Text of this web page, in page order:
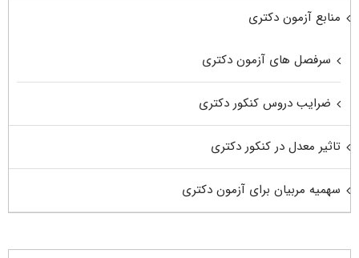
منابع آزمون دکتری
سرفصل های آزمون دکتری
ضرایب دروس کنکور دکتری
تاثیر معدل در کنکور دکتری
سهمیه مربیان برای آزمون دکتری